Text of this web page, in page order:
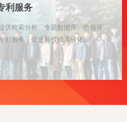
利服务
供检索分析、专题数据库、价值评
利服务，促进科技成果转化。